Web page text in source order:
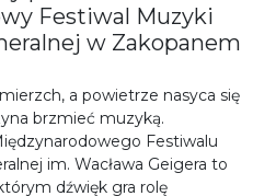
Festiwal Muzyki
w Zakopanem
a powietrze nasyca się
brzmieć muzyką.
Festiwalu
im. Wacława Geigera to
dźwięk gra rolę